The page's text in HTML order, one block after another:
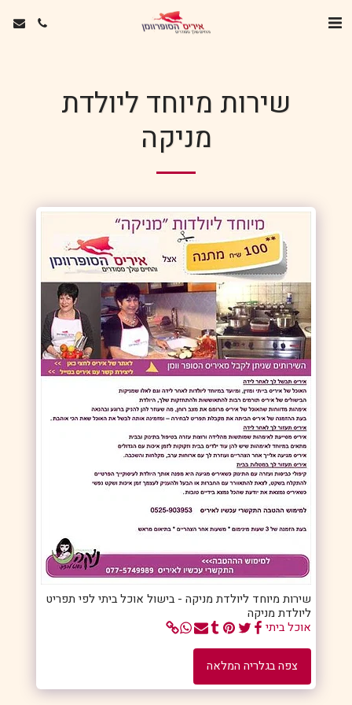
שירות מיוחד ליולדת
מניקה
שירות מיוחד ליולדת מניקה - בישול אוכל ביתי לפי תפריט
ליולדת מניקה
אוכל ביתי
צפה בגלריה המלאה